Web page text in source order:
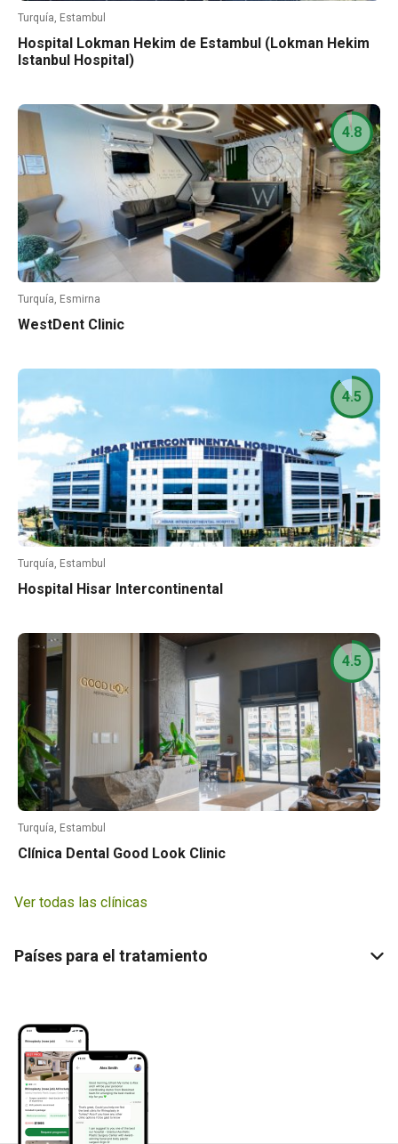
Turquía, Estambul
Hospital Lokman Hekim de Estambul (Lokman Hekim
Istanbul Hospital)
Turquía, Esmirna
WestDent Clinic
4.8
Turquía, Estambul
Hospital Hisar Intercontinental
4.5
Turquía, Estambul
Clínica Dental Good Look Clinic
4.5
Ver todas las clínicas
Países para el tratamiento